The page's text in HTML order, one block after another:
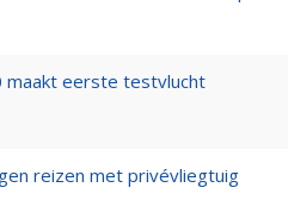
maakt eerste testvlucht
reizen met privévliegtuig